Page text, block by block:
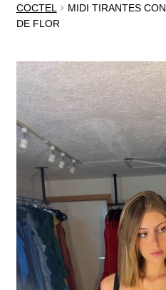
VENTA
VESTIDOS DE NOVIA
OTROS
ACCESORIOS
COCTEL
MIDI TIRANTES
DE FLOR